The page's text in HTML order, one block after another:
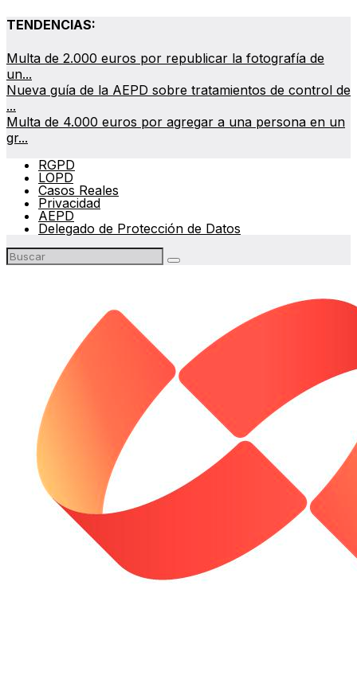
TENDENCIAS:
Multa de 2.000 euros por republicar la fotografía de
un...
Nueva guía de la AEPD sobre tratamientos de control de
...
Multa de 4.000 euros por agregar a una persona en un
gr...
RGPD
LOPD
Casos Reales
Privacidad
AEPD
Delegado de Protección de Datos